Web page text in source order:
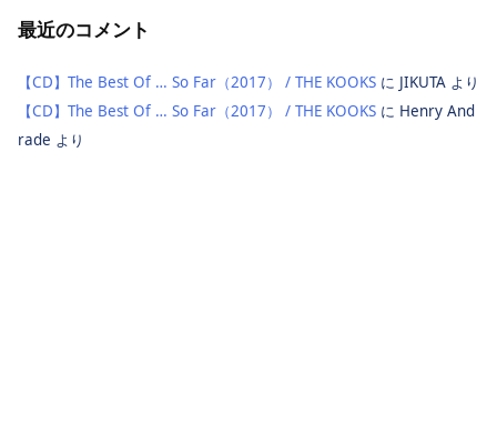
最近のコメント
【CD】The Best Of … So Far（2017） / THE KOOKS に JIKUTA より
【CD】The Best Of … So Far（2017） / THE KOOKS に Henry And
rade より